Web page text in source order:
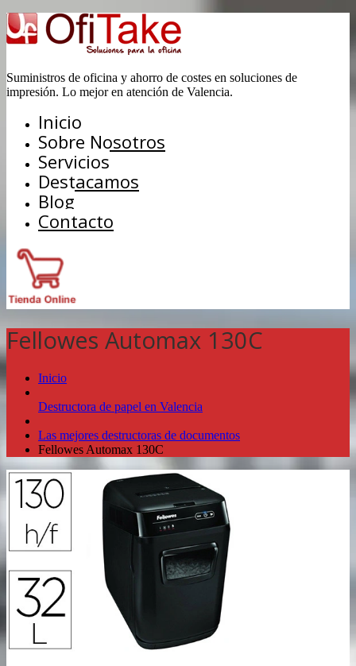
Suministros de oficina y ahorro de costes en soluciones de
impresión. Lo mejor en atención de Valencia.
Inicio
Sobre Nosotros
Servicios
Destacamos
Blog
Contacto
Fellowes Automax 130C
Inicio
Destructora de papel en Valencia
Las mejores destructoras de documentos
Fellowes Automax 130C